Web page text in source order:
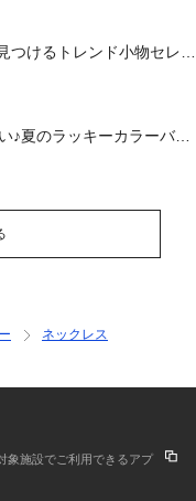
つけるトレンド小物セレク
♪夏のラッキーカラーバッ
ネックレス
象施設でご利用できるアプ